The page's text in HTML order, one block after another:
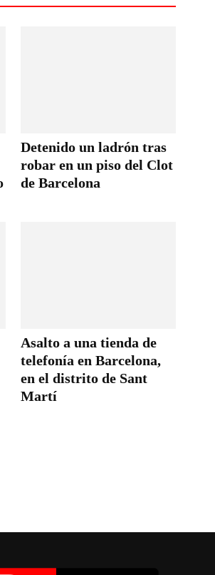
Detenido un ladrón tras
robar en un piso del Clot
de Barcelona
Asalto a una tienda de
telefonía en Barcelona,
en el distrito de Sant
Martí